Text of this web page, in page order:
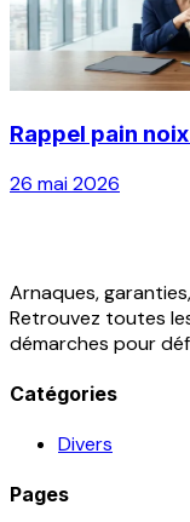
Rappel pain
26 mai 2026
Arnaques,
Retrouvez toutes
démarches pour
Catégories
Divers
Pages